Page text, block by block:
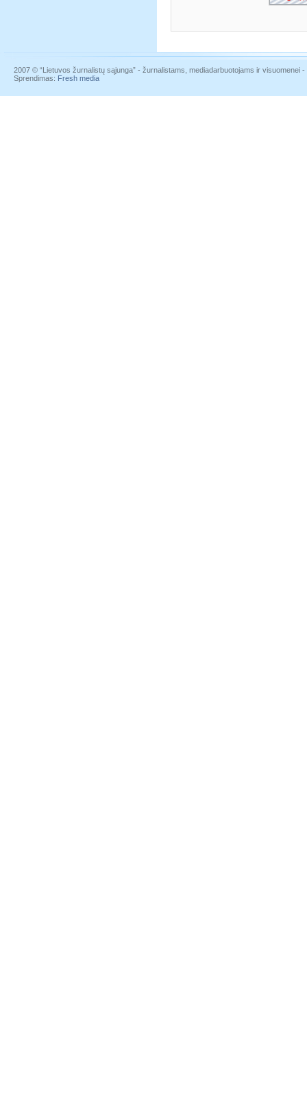
2007 © “Lietuvos žurnalistų sąjunga” - žurnalistams, mediadarbuotojams ir visuomenei
Sprendimas: Fresh media